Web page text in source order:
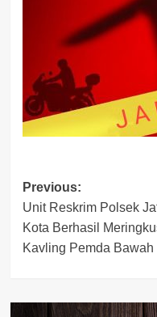
Post
navigation
Previous:
Unit Reskrim Polsek
Kota Berhasil
Kavling Pemda Bawah